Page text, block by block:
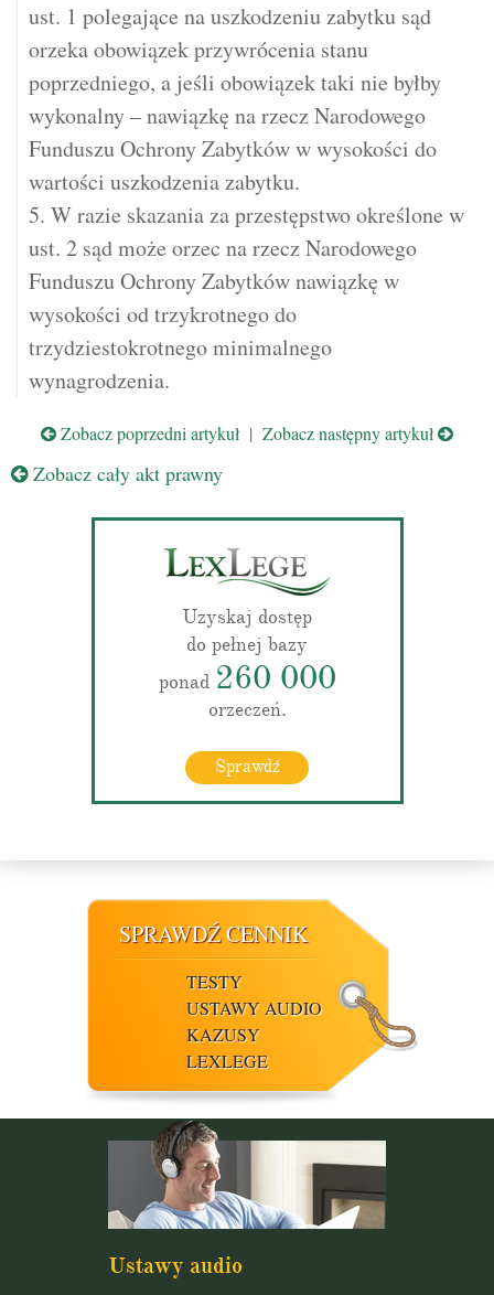
ust. 1 polegające na uszkodzeniu zabytku sąd
orzeka obowiązek przywrócenia stanu
poprzedniego, a jeśli obowiązek taki nie byłby
wykonalny – nawiązkę na rzecz Narodowego
Funduszu Ochrony Zabytków w wysokości do
wartości uszkodzenia zabytku.
5. W razie skazania za przestępstwo określone w
ust. 2 sąd może orzec na rzecz Narodowego
Funduszu Ochrony Zabytków nawiązkę w
wysokości od trzykrotnego do
trzydziestokrotnego minimalnego
wynagrodzenia.
Zobacz poprzedni artykuł | Zobacz następny artykuł
Zobacz cały akt prawny
Uzyskaj dostęp
do pełnej bazy
ponad 260 000
orzeczeń.
Sprawdź
SPRAWDŹ CENNIK
TESTY
USTAWY AUDIO
KAZUSY
LEXLEGE
Ustawy audio